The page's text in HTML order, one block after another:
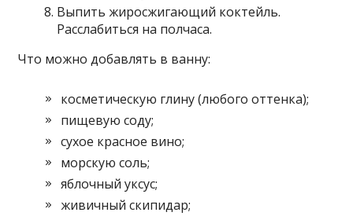
Выпить жиросжигающий коктейль.
Расслабиться на полчаса.
Что можно добавлять в ванну:
косметическую глину (любого оттенка);
пищевую соду;
сухое красное вино;
морскую соль;
яблочный уксус;
живичный скипидар;